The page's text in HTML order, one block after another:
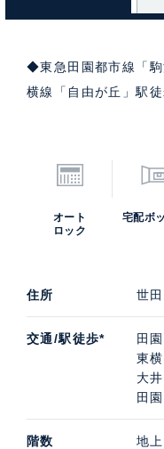
◆東急田園都市線「
横線「自由が丘」駅徒
オート
ロック
宅配ボ
住所 世
交通/駅徒歩*
田
東
大
田
階数 地